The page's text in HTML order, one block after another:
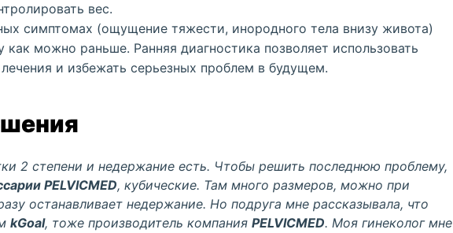
вес.
симптомах (ощущение тяжести, инородного тела внизу живота)
как можно раньше. Ранняя диагностика позволяет использовать
и избежать серьезных проблем в будущем.
2 степени и недержание есть. Чтобы решить последнюю проблему,
PELVICMED, кубические. Там много размеров, можно при
останавливает недержание. Но подруга мне рассказывала, что
kGoal, тоже производитель компания PELVICMED. Моя гинеколог мне